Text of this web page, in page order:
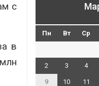
с
в
Пн Вт Ср
2 3 4
9 10 11